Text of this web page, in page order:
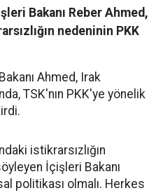
Bakanı Reber Ahmed,
nedeninin PKK
Ahmed, Irak
TSK'nın PKK'ye yönelik
istikrarsızlığın
İçişleri Bakanı
politikası olmalı. Herkes